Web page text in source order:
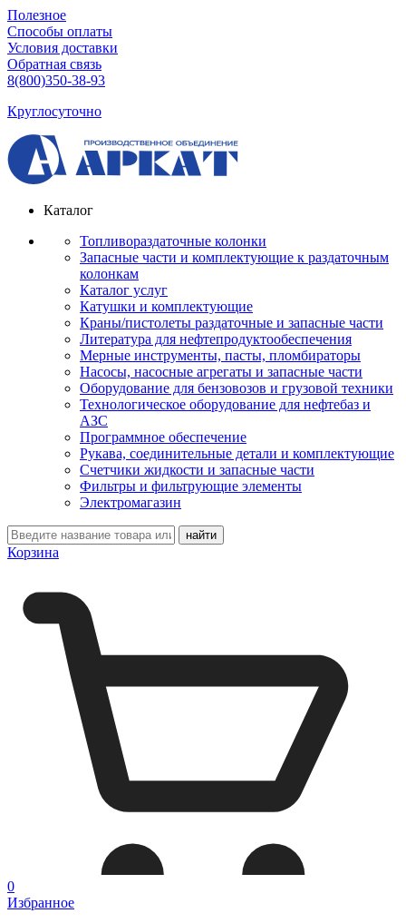
Полезное
Способы оплаты
Условия доставки
Обратная связь
8(800)350-38-93
Круглосуточно
Каталог
Топливораздаточные колонки
Запасные части и комплектующие к раздаточным
колонкам
Каталог услуг
Катушки и комплектующие
Краны/пистолеты раздаточные и запасные части
Литература для нефтепродуктообеспечения
Мерные инструменты, пасты, пломбираторы
Насосы, насосные агрегаты и запасные части
Оборудование для бензовозов и грузовой техники
Технологическое оборудование для нефтебаз и
АЗС
Программное обеспечение
Рукава, соединительные детали и комплектующие
Счетчики жидкости и запасные части
Фильтры и фильтрующие элементы
Электромагазин
Корзина
0
Избранное